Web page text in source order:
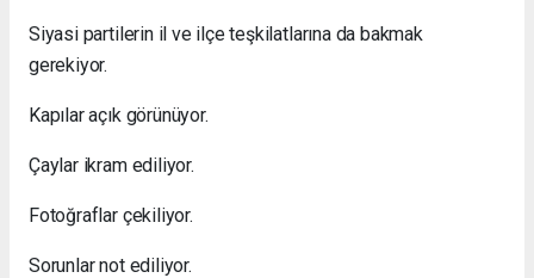
Siyasi partilerin il ve ilçe teşkilatlarına da bakmak
gerekiyor.
Kapılar açık görünüyor.
Çaylar ikram ediliyor.
Fotoğraflar çekiliyor.
Sorunlar not ediliyor.